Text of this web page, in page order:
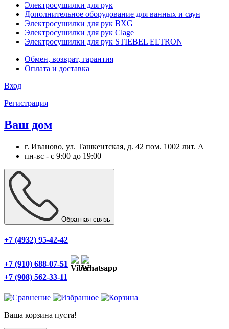
Электросушилки для рук
Дополнительное оборудование для ванных и саун
Электросушилки для рук BXG
Электросушилки для рук Clage
Электросушилки для рук STIEBEL ELTRON
Обмен, возврат, гарантия
Оплата и доставка
Вход
Регистрация
Ваш дом
г. Иваново, ул. Ташкентская, д. 42 пом. 1002 лит. А
пн-вс - с 9:00 до 19:00
Обратная связь
+7 (4932) 95-42-42
+7 (910) 688-07-51
+7 (908) 562-33-11
Ваша корзина пуста!